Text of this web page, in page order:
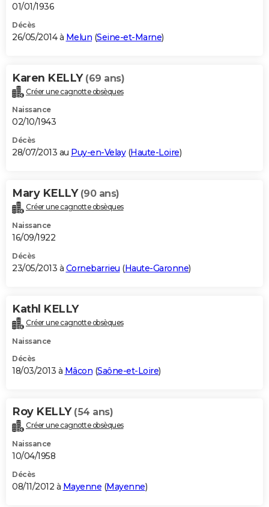
01/01/1936
Décès
26/05/2014 à Melun (Seine-et-Marne)
Karen KELLY (69 ans)
Créer une cagnotte obsèques
Naissance
02/10/1943
Décès
28/07/2013 au Puy-en-Velay(Haute-Loire)
Mary KELLY (90 ans)
Créer une cagnotte obsèques
Naissance
16/09/1922
Décès
23/05/2013 à Cornebarrieu (Haute-Garonne)
Kathl KELLY
Créer une cagnotte obsèques
Naissance
Décès
18/03/2013 à Mâcon (Saône-et-Loire)
Roy KELLY (54 ans)
Créer une cagnotte obsèques
Naissance
10/04/1958
Décès
08/11/2012 à Mayenne (Mayenne)